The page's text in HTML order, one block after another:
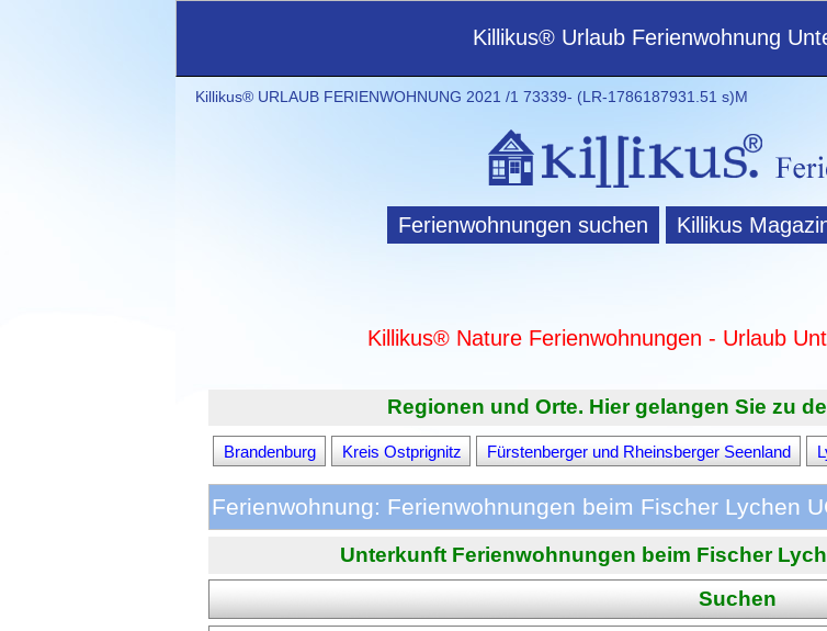
Killikus® Urlaub Ferienwohnung
Killikus® URLAUB FERIENWOHNUNG 2021 /1 73339- (LR-1786187931.51 s)M
Ferienwohnungen suchen Killikus
Killikus® Nature Ferienwohnungen - Urlaub
Regionen und Orte. Hier gelangen Sie zu
Brandenburg Kreis Ostprignitz Fürstenberger und Rheinsberger Seenland
Ferienwohnung: Ferienwohnungen beim Fischer Lychen
Unterkunft Ferienwohnungen beim Fischer
Suchen